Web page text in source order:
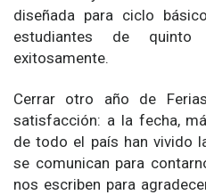
diseñada para ciclo
estudiantes de
exitosamente.
Cerrar otro año de
satisfacción: a la fecha,
de todo el país han vivido
se comunican para
nos escriben para